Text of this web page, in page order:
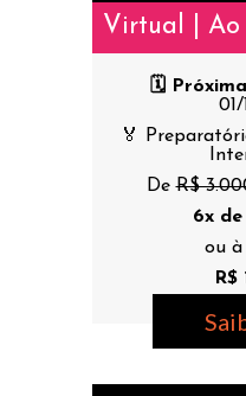
Virtual | Ao
🗓️
🏅
De R$
6x de
ou
R$